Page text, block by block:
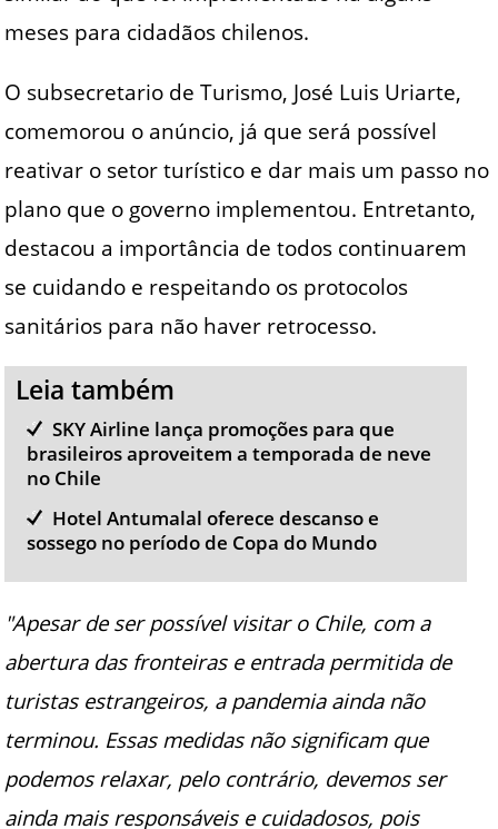
meses para cidadãos chilenos.
O subsecretario de Turismo, José Luis Uriarte,
comemorou o anúncio, já que será possível
reativar o setor turístico e dar mais um passo no
plano que o governo implementou. Entretanto,
destacou a importância de todos continuarem
se cuidando e respeitando os protocolos
sanitários para não haver retrocesso.
Leia também
SKY Airline lança promoções para que
brasileiros aproveitem a temporada de neve
no Chile
Hotel Antumalal oferece descanso e
sossego no período de Copa do Mundo
"Apesar de ser possível visitar o Chile, com a
abertura das fronteiras e entrada permitida de
turistas estrangeiros, a pandemia ainda não
terminou. Essas medidas não significam que
podemos relaxar, pelo contrário, devemos ser
ainda mais responsáveis e cuidadosos, pois